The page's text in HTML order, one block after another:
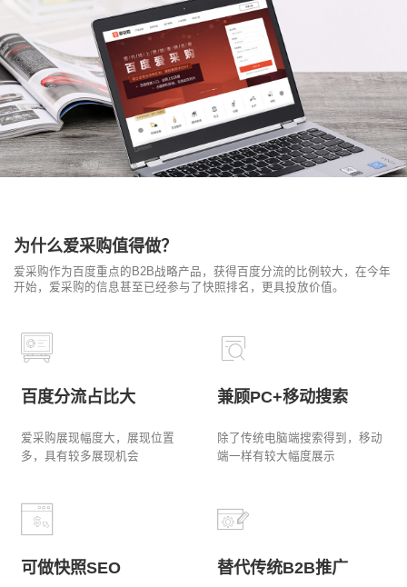
为什么爱采购值得做？
爱采购作为百度重点的B2B战略产品，获得百度分流的比例较大，在今年
开始，爱采购的信息甚至已经参与了快照排名，更具投放价值。
百度分流占比大
爱采购展现幅度大，展现位置
多，具有较多展现机会
兼顾PC+移动搜索
除了传统电脑端搜索得到，移动
端一样有较大幅度展示
可做快照SEO 替代传统B2B推广